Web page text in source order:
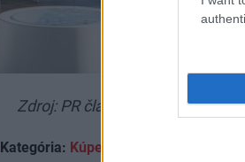
Zdroj: PR článok RONAL
Kategória: Kúpeľňa, WC